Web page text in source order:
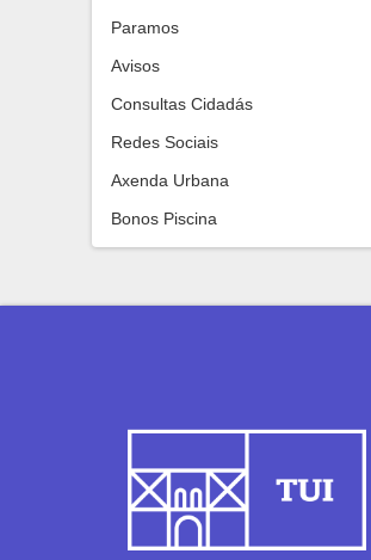
Paramos
Avisos
Consultas Cidadás
Redes Sociais
Axenda Urbana
Bonos Piscina